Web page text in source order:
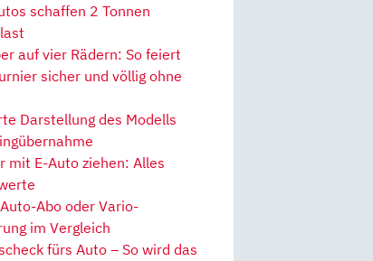
schaffen 2 Tonnen
auf vier Rädern: So feiert
sicher und völlig ohne
Darstellung des Modells
mit E-Auto ziehen: Alles
Abo oder Vario-
im Vergleich
fürs Auto – So wird das